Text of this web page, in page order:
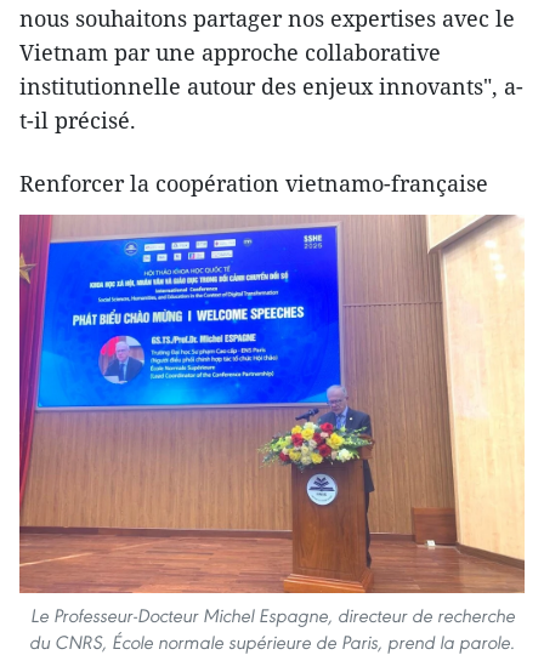
nous souhaitons partager nos expertises avec le
Vietnam par une approche collaborative
institutionnelle autour des enjeux innovants", a-
t-il précisé.
Renforcer la coopération vietnamo-française
Le Professeur-Docteur Michel Espagne, directeur de recherche
du CNRS, École normale supérieure de Paris, prend la parole.